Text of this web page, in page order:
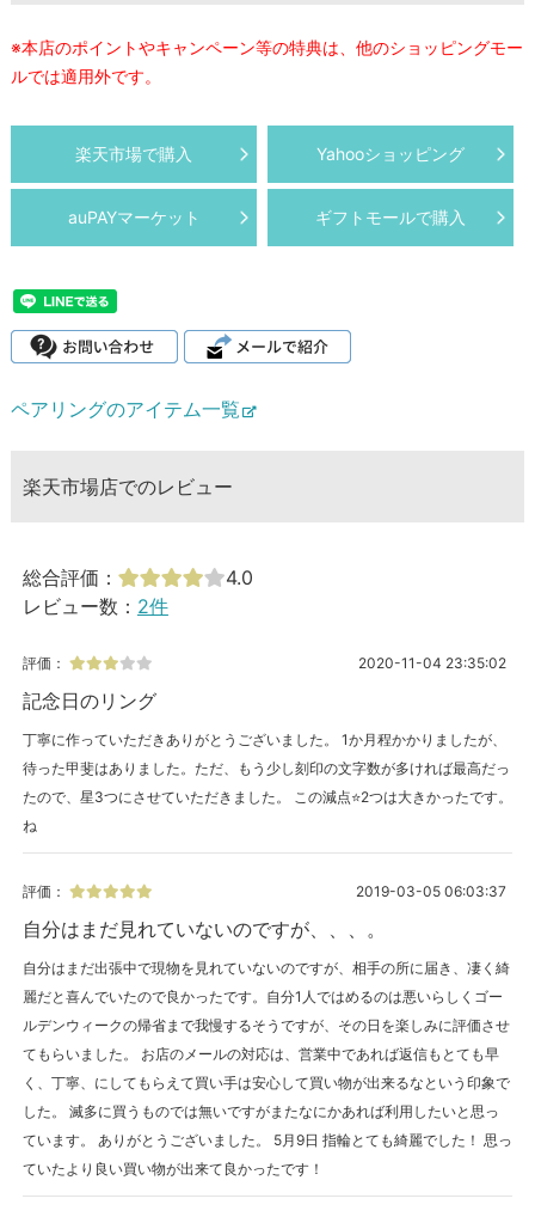
※本店のポイントやキャンペーン等の特典は、他のショッピングモー
ルでは適用外です。
楽天市場で購入 Yahooショッピング
auPAYマーケット ギフトモールで購入
ペアリングのアイテム一覧
楽天市場店でのレビュー
総合評価：
4.0
レビュー数： 2件
評価： 2020-11-04 23:35:02
記念日のリング
丁寧に作っていただきありがとうございました。 1か月程かかりましたが、
待った甲斐はありました。ただ、もう少し刻印の文字数が多ければ最高だっ
たので、星3つにさせていただきました。 この減点⭐2つは大きかったです。
ね
評価： 2019-03-05 06:03:37
自分はまだ見れていないのですが、、、。
自分はまだ出張中で現物を見れていないのですが、相手の所に届き、凄く綺
麗だと喜んでいたので良かったです。自分1人ではめるのは悪いらしくゴー
ルデンウィークの帰省まで我慢するそうですが、その日を楽しみに評価させ
てもらいました。 お店のメールの対応は、営業中であれば返信もとても早
く、丁寧、にしてもらえて買い手は安心して買い物が出来るなという印象で
した。 滅多に買うものでは無いですがまたなにかあれば利用したいと思っ
ています。 ありがとうございました。 5月9日 指輪とても綺麗でした！ 思っ
ていたより良い買い物が出来て良かったです！